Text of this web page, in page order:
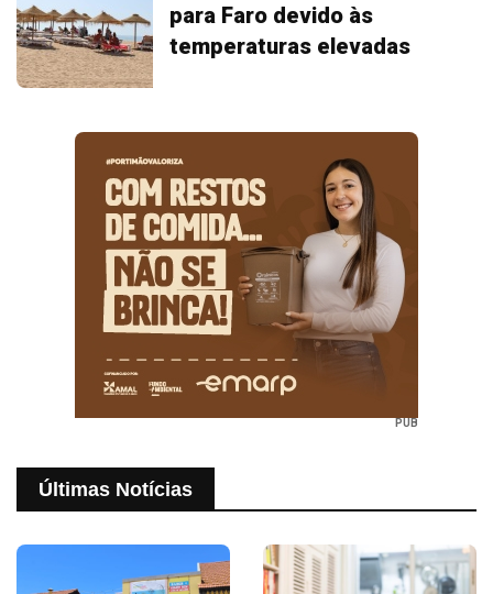
para Faro devido às
temperaturas elevadas
PUB
Últimas Notícias